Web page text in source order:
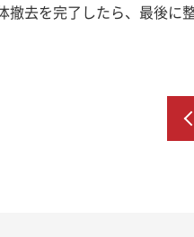
撤去を完了したら、最後に